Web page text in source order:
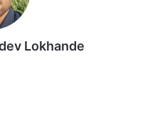
Lokhande